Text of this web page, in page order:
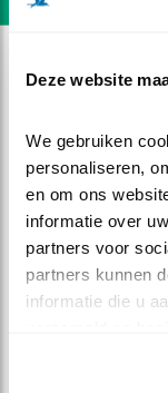
Deze website
We gebruiken
personaliseren,
en om ons
informatie over
partners voor
partners kunnen
informatie die u